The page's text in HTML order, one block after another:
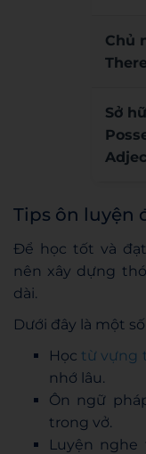
Chủ
Sở
Tips ôn luyện
Để học tốt và
nên xây dựng
dài.
Dưới đây là một
Học từ vựng
nhớ lâu.
Ôn ngữ
trong vở.
Luyện